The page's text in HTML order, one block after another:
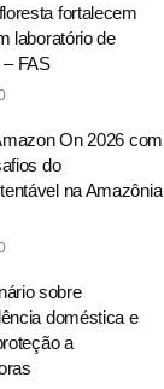
fortalecem
laboratório de
FAS
On 2026 com
do
na Amazônia
sobre
doméstica e
a